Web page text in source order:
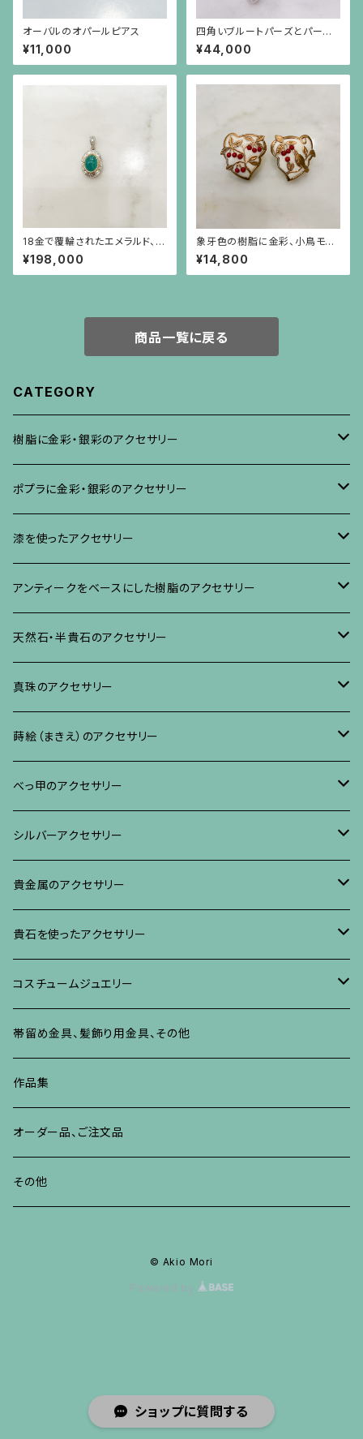
ショップに質問する
オーバルのオパールピアス
¥11,000
四角いブルートパーズとパール
のシルバー枠のピアス(シルバー
ポスト）
¥44,000
18金で覆輪されたエメラルド、彫
りの施されたプラチナに小さな
ダイヤモンドのペンダント（チェ
ーン別）
¥198,000
象牙色の樹脂に金彩、小鳥モチ
ーフに赤珊瑚色の実のイヤリン
グ
¥14,800
商品一覧に戻る
CATEGORY
樹脂に金彩・銀彩のアクセサリー
ブローチ
イヤリング・ピアス
ネックレス、その他
ポプラに金彩・銀彩のアクセサリー
ブローチ
イヤリング、ピアス
ネックレス、ペンダント
ブレスレット、バングル、その他
漆を使ったアクセサリー
ブローチ
イヤリング・ピアス
ネックレス・ペンダント
リング
ブレスレット・バングル、その他
アンティークをベースにした樹脂のアクセサリー
ブローチ
イヤリング・ピアス
ネックレス、ペンダント
ブレスレット、その他
天然石・半貴石のアクセサリー
ブローチ
イヤリング・ピアス
ネックレス、ペンダント
リング
ブレスレット、その他
真珠のアクセサリー
ブローチ
イヤリング・ピアス
ネックレス、ペンダント
リング
ブレスレット、その他
蒔絵（まきえ）のアクセサリー
べっ甲に蒔絵のアクセサリー
ブローチ
イヤリング・ピアス
真珠に蒔絵のアクセサリー
ブローチ
イヤリング、ピアス
水晶に蒔絵のアクセサリー
ブローチ
イヤリング、ピアス
朴の木やポプラに蒔絵のアクセサリー
ブローチ
イヤリング・ピアス
その他の蒔絵のアクセサリー
べっ甲のアクセサリー
ブローチ
イヤリング、ピアス
ネックレス、ペンダント
リング
ブレスレット、バングル、その他
シルバーアクセサリー
ブローチ
イヤリング、ピアス
ネックレス、ペンダント
リング
ブレスレット、バングル、その他
貴金属のアクセサリー
ブローチ
イヤリング、ピアス
ネックレス、ペンダント
ブレスレット、その他
リング
貴石を使ったアクセサリー
ブローチ
イヤリング、ピアス
ネックレス、ペンダント
リング
ブレスレット、バングル
コスチュームジュエリー
ブローチ
イヤリング、ピアス
ネックレス、ペンダント
リング
帯留め金具、髪飾り用金具、その他
作品集
オーダー品、ご注文品
その他
© Akio Mori
Powered by